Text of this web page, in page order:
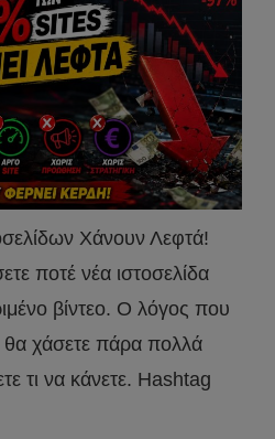
Χάνουν Λεφτά!
ποτέ νέα ιστοσελίδα
βίντεο. Ο λόγος που
θα χάσετε πάρα πολλά
τι να κάνετε. Hashtag